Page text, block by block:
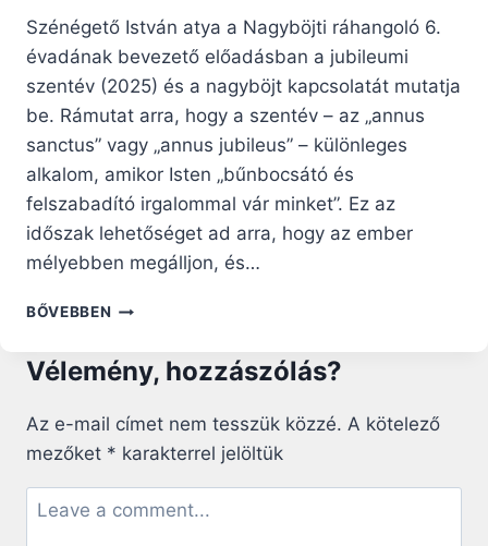
Szénégető István atya a Nagyböjti ráhangoló 6.
évadának bevezető előadásban a jubileumi
szentév (2025) és a nagyböjt kapcsolatát mutatja
be. Rámutat arra, hogy a szentév – az „annus
sanctus” vagy „annus jubileus” – különleges
alkalom, amikor Isten „bűnbocsátó és
felszabadító irgalommal vár minket”. Ez az
időszak lehetőséget ad arra, hogy az ember
mélyebben megálljon, és…
BŐVEBBEN MEGÚJULÁS
KÜSZÖBÉN
INDUL
A
NAGYBÖJTI
RÁHANGOLÓ
Vélemény, hozzászólás?
Az e-mail címet nem tesszük közzé. A kötelező
mezőket * karakterrel jelöltük